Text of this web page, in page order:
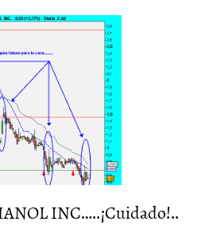
INC…..¡Cuidado!..